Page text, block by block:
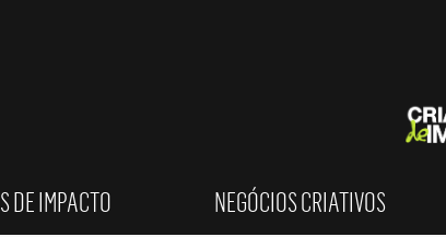
DE IMPACTO NEGÓCIOS CRIATIVOS